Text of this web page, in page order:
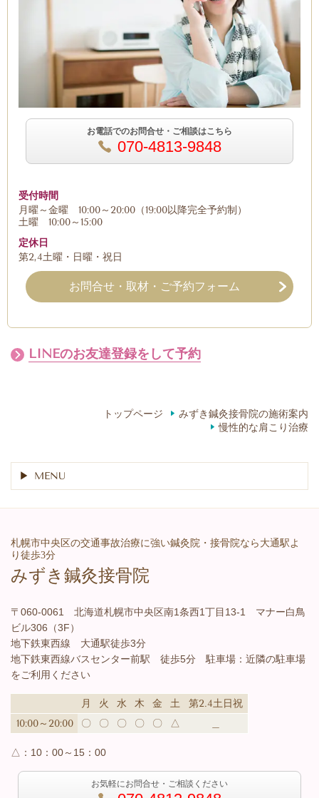
お電話でのお問合せ・ご相談はこちら
070-4813-9848
受付時間
月曜～金曜 10:00～20:00（19:00以降完全予約制）
土曜 10:00～15:00
定休日
第2,4土曜・日曜・祝日
お問合せ・取材・ご予約フォーム
LINEのお友達登録をして予約
トップページ
みずき鍼灸接骨院の施術案内
慢性的な肩こり治療
MENU
札幌市中央区の交通事故治療に強い鍼灸院・接骨院なら大通駅よ
り徒歩3分
みずき鍼灸接骨院
〒060-0061 北海道札幌市中央区南1条西1丁目13-1 マナー白鳥
ビル306（3F）
地下鉄東西線 大通駅徒歩3分
地下鉄東西線バスセンター前駅 徒歩5分 駐車場：近隣の駐車場
をご利用ください
月 火 水 木 金 土
第2.4土日祝
10:00～20:00
〇 〇 〇 〇 〇 △
△： 10：00～15：00
お気軽にお問合せ・ご相談ください